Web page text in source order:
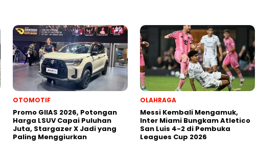
OTOMOTIF
Promo GIIAS 2026, Potongan
Harga LSUV Capai Puluhan
Juta, Stargazer X Jadi yang
Paling Menggiurkan
OLAHRAGA
Messi Kembali Mengamuk,
Inter Miami Bungkam Atletico
San Luis 4-2 di Pembuka
Leagues Cup 2026